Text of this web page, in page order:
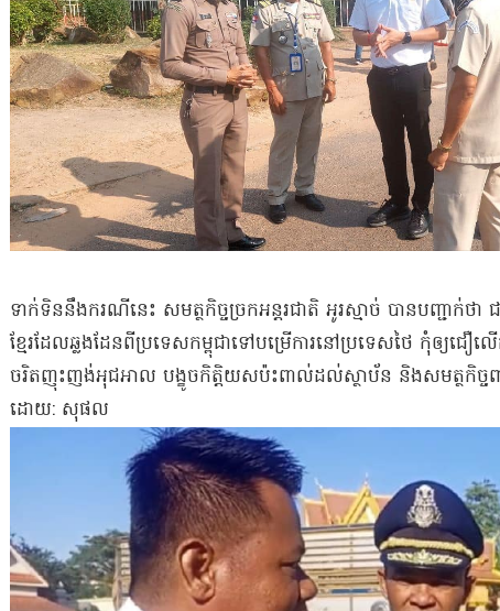
ទាក់ទិន​នឹង​ករណីនេះ សមត្ថកិច្ច​ច្រក​អន្តរជាតិ អូរ​ស្មាច់ បាន​បញ្ជាក់
ខ្មែរ​ដែល​ឆ្លងដែន​ពី​ប្រទេស​កម្ពុជា​ទៅ​បម្រើការ​នៅ​ប្រទេស​ថៃ កុំ​ឲ្យ​ជឿ​លើ​
ចរិត​ញុះញង់​អុជអាល បង្ខូច​កិត្តិយស​ប៉ះពាល់​ដល់​ស្ថាប័ន និង​សមត្ថកិច្ច​ពាក់
ដោយ​: សុផល​